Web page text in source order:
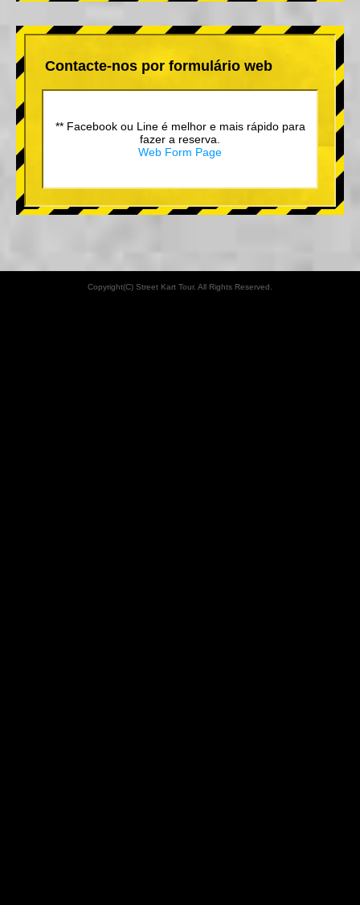
Contacte-nos por formulário web
** Facebook ou Line é melhor e mais rápido para
fazer a reserva.
Web Form Page
Copyright(C) Street Kart Tour. All Rights Reserved.